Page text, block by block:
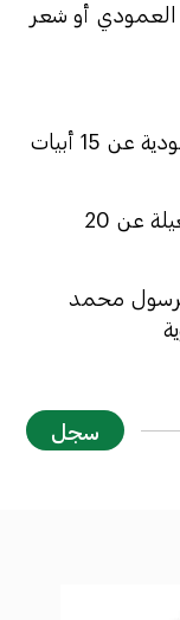
أو شعر
ألا يقل عدد أبيات القصيدة العمودية عن 15 أبيات
ألا يقل عدد مقاطع قصيدة التفعيلة عن 20
محمد
سجل